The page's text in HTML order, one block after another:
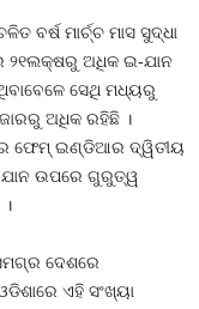
ବର୍ଷ ମାର୍ଚ୍ଚ ମାସ ସୁଦ୍ଧା
୨୧ଲକ୍ଷରୁ ଅଧିକ ଇ-ଯାନ
ସେଥି ମଧ୍ୟରୁ
ଅଧିକ ରହିଛି ।
ଫେମ୍‍ ଇଣ୍ଡିଆର ଦ୍ୱିତୀୟ
ଯାନ ଉପରେ ଗୁରୁତ୍ୱ
ଦେଶରେ
ଏହି ସଂଖ୍ୟା